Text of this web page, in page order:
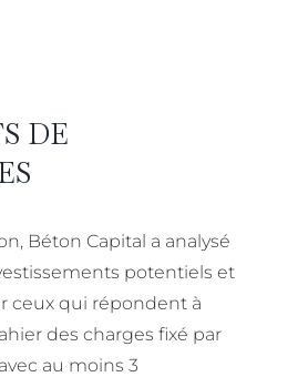
DE
Béton Capital a analysé
potentiels et
ceux qui répondent à
des charges fixé par
au moins 3